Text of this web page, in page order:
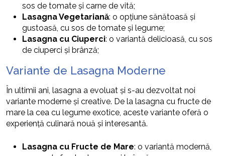
sos de tomate și carne de vită;
Lasagna Vegetariană: o opțiune sănătoasă și
gustoasă, cu sos de tomate și legume;
Lasagna cu Ciuperci: o variantă delicioasă, cu sos
de ciuperci și brânză;
Variante de Lasagna Moderne
În ultimii ani, lasagna a evoluat și s-au dezvoltat noi
variante moderne și creative. De la lasagna cu fructe de
mare la cea cu legume exotice, aceste variante oferă o
experiență culinară nouă și interesantă.
Lasagna cu Fructe de Mare: o variantă modernă,